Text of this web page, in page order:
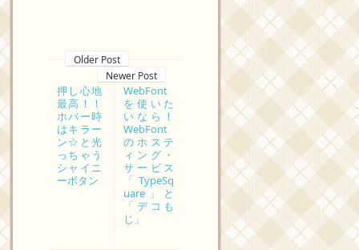
Older Post
Newer Post
WebFont
を使いた
いなら！
WebFont
のホステ
ィング・
サービス
「TypeSq
uare」と
「デコも
じ」
押し心地
最高！！
ホバー時
はキラー
ン☆と光
っちゃう
シャイニ
ーボタン